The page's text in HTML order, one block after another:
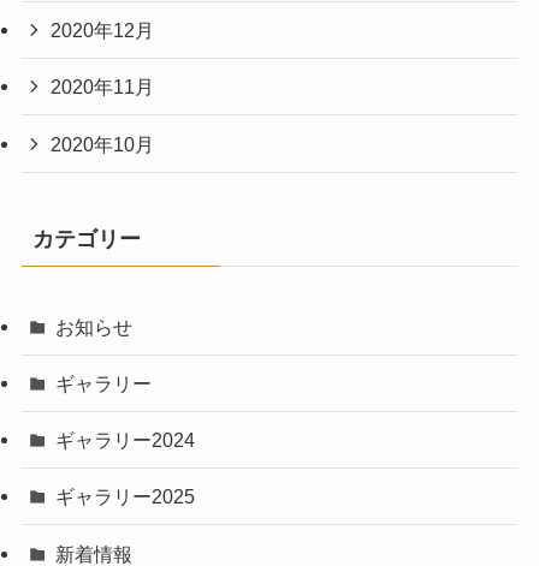
2020年12月
2020年11月
2020年10月
カテゴリー
お知らせ
ギャラリー
ギャラリー2024
ギャラリー2025
新着情報